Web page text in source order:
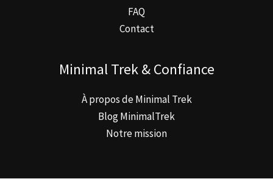
FAQ
Contact
Minimal Trek & Confiance
À propos de Minimal Trek
Blog MinimalTrek
Notre mission